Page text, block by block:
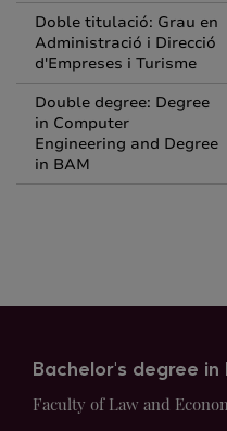
Doble titulació: Grau en
Administració i Direcció
d'Empreses i Turisme
Double degree: Degree
in Computer
Engineering and Degree
in BAM
Bachelor's degree in
Faculty of Law and